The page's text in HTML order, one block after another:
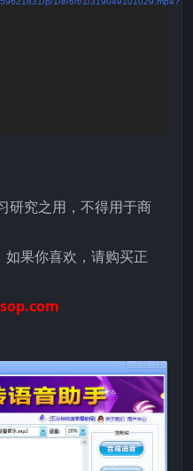
研究之用，不得用于商
果你喜欢，请购买正